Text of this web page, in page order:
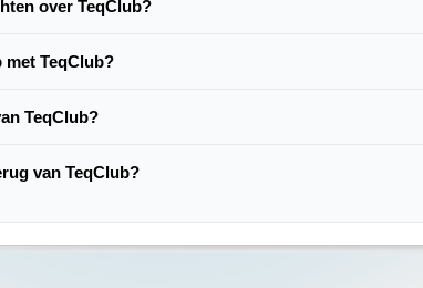
over TeqClub?
met TeqClub?
TeqClub?
van TeqClub?